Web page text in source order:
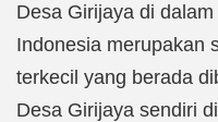
Desa Girijaya di
Indonesia merupakan
terkecil yang berada
Desa Girijaya sendiri